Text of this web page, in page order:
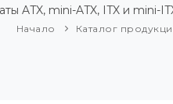
ATX, mini-ATX, ITX и mini-
Начало Каталог